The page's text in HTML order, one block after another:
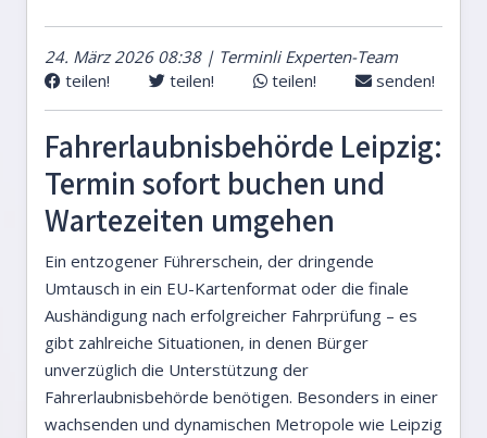
24. März 2026 08:38 | Terminli Experten-Team
teilen!
teilen! teilen! senden!
Fahrerlaubnisbehörde Leipzig:
Termin sofort buchen und
Wartezeiten umgehen
Ein entzogener Führerschein, der dringende
Umtausch in ein EU-Kartenformat oder die finale
Aushändigung nach erfolgreicher Fahrprüfung – es
gibt zahlreiche Situationen, in denen Bürger
unverzüglich die Unterstützung der
Fahrerlaubnisbehörde benötigen. Besonders in einer
wachsenden und dynamischen Metropole wie Leipzig